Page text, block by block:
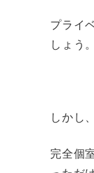
プライ
しょう。
しかし
完全個